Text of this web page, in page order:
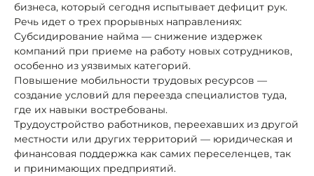
бизнеса, который сегодня испытывает дефицит рук.
Речь идет о трех прорывных направлениях:
Субсидирование найма — снижение издержек
компаний при приеме на работу новых сотрудников,
особенно из уязвимых категорий.
Повышение мобильности трудовых ресурсов —
создание условий для переезда специалистов туда,
где их навыки востребованы.
Трудоустройство работников, переехавших из другой
местности или других территорий — юридическая и
финансовая поддержка как самих переселенцев, так
и принимающих предприятий.